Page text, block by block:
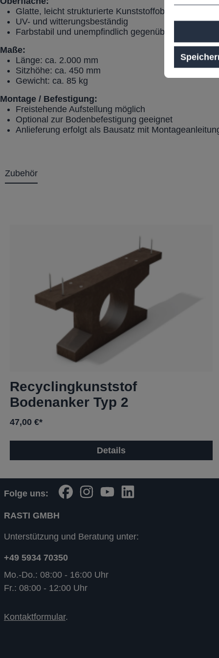
Glatte, leicht strukturierte Kunststoffoberfläche
UV- und witterungsbeständig
Farbstabil und unempfindlich gegenüber
Maße:
Länge: ca. 2.000 mm
Sitzhöhe: ca. 450 mm
Gewicht: ca. 85 kg
Montage / Befestigung:
Freistehende Aufstellung möglich
Optional zur Bodenbefestigung geeignet
Anlieferung erfolgt als Bausatz mit
Zubehör
Recyclingkunststof
Bodenanker Typ 2
47,00 €*
Details
Folge uns:
RASTI GMBH
Unterstützung und Beratung unter:
+49 5934 70350
Mo.-Do.: 08:00 - 16:00 Uhr
Fr.: 08:00 - 12:00 Uhr
Kontaktformular.